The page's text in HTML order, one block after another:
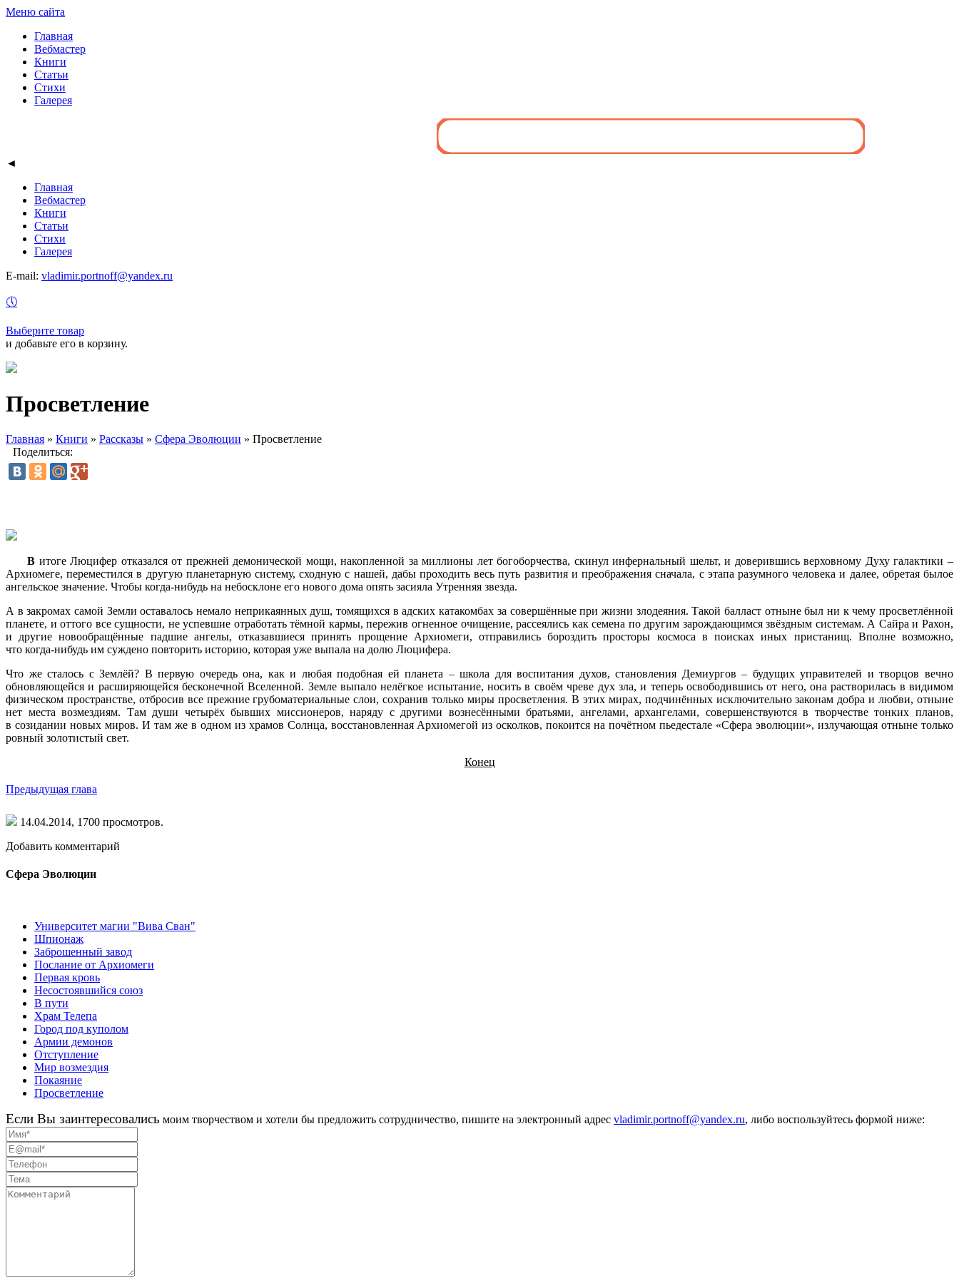
Меню сайта
Главная
Вебмастер
Книги
Статьи
Стихи
Галерея
◄
Главная
Вебмастер
Книги
Статьи
Стихи
Галерея
E-mail: vladimir.portnoff@yandex.ru
🕔
Выберите товар
и добавьте его в корзину.
Просветление
Главная » Книги » Рассказы » Сфера Эволюции » Просветление
Поделиться:
В итоге Люцифер отказался от прежней демонической мощи, накопленной за миллионы лет богоборчества, скинул инфернальный шельт, и доверившись верховному Духу галактики –
Архиомеге, переместился в другую планетарную систему, сходную с нашей, дабы проходить весь путь развития и преображения сначала, с этапа разумного человека и далее, обретая былое
ангельское значение. Чтобы когда-нибудь на небосклоне его нового дома опять засияла Утренняя звезда.
А в закромах самой Земли оставалось немало неприкаянных душ, томящихся в адских катакомбах за совершённые при жизни злодеяния. Такой балласт отныне был ни к чему просветлённой
планете, и оттого все сущности, не успевшие отработать тёмной кармы, пережив огненное очищение, рассеялись как семена по другим зарождающимся звёздным системам. А Сайра и Рахон,
и другие новообращённые падшие ангелы, отказавшиеся принять прощение Архиомеги, отправились бороздить просторы космоса в поисках иных пристанищ. Вполне возможно,
что когда-нибудь им суждено повторить историю, которая уже выпала на долю Люцифера.
Что же сталось с Землёй? В первую очередь она, как и любая подобная ей планета – школа для воспитания духов, становления Демиургов – будущих управителей и творцов вечно
обновляющейся и расширяющейся бесконечной Вселенной. Земле выпало нелёгкое испытание, носить в своём чреве дух зла, и теперь освободившись от него, она растворилась в видимом
физическом пространстве, отбросив все прежние грубоматериальные слои, сохранив только миры просветления. В этих мирах, подчинённых исключительно законам добра и любви, отныне
нет места возмездиям. Там души четырёх бывших миссионеров, наряду с другими вознесёнными братьями, ангелами, архангелами, совершенствуются в творчестве тонких планов,
в созидании новых миров. И там же в одном из храмов Солнца, восстановленная Архиомегой из осколков, покоится на почётном пьедестале «Сфера эволюции», излучающая отныне только
ровный золотистый свет.
Конец
Предыдущая глава
14.04.2014, 1700 просмотров.
Добавить комментарий
Сфера Эволюции
Университет магии "Вива Сван"
Шпионаж
Заброшенный завод
Послание от Архиомеги
Первая кровь
Несостоявшийся союз
В пути
Храм Телепа
Город под куполом
Армии демонов
Отступление
Мир возмездия
Покаяние
Просветление
Eсли Вы заинтересовались моим творчеством и хотели бы предложить сотрудничество, пишите на электронный адрес vladimir.portnoff@yandex.ru, либо воспользуйтесь формой ниже: